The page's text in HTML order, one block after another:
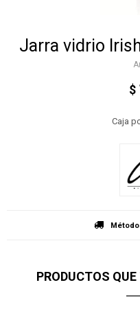
Jarra vidrio
$
Caja
PRODUCTOS